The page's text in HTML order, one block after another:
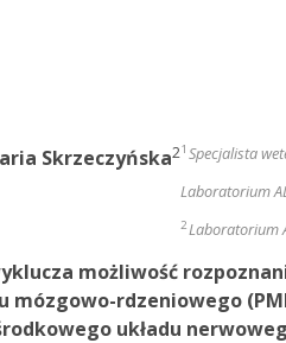
Skrzeczyńska21 Specjalista
Laboratorium
2Laboratorium
możliwość
mózgowo-rdzeniowego
układu